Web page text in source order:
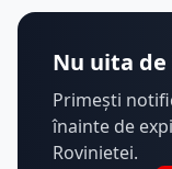
Nu uita de
Primești
înainte de
Rovinietei.